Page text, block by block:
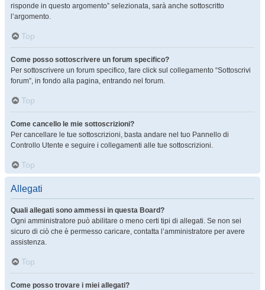
risponde in questo argomento” selezionata, sarà anche sottoscritto
l’argomento.
Top
Come posso sottoscrivere un forum specifico?
Per sottoscrivere un forum specifico, fare click sul collegamento “Sottoscrivi
forum”, in fondo alla pagina, entrando nel forum.
Top
Come cancello le mie sottoscrizioni?
Per cancellare le tue sottoscrizioni, basta andare nel tuo Pannello di
Controllo Utente e seguire i collegamenti alle tue sottoscrizioni.
Top
Allegati
Quali allegati sono ammessi in questa Board?
Ogni amministratore può abilitare o meno certi tipi di allegati. Se non sei
sicuro di ciò che è permesso caricare, contatta l’amministratore per avere
assistenza.
Top
Come posso trovare i miei allegati?